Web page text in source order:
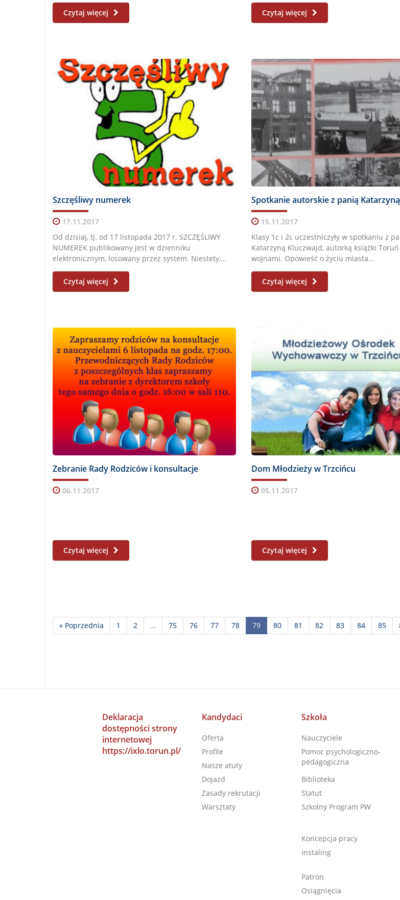
Czytaj więcej Czytaj więcej
Szczęśliwy numerek
17.11.2017
Od dzisiaj, tj. od 17 listopada 2017 r. SZCZĘŚLIWY
NUMEREK publikowany jest w dzienniku
elektronicznym, losowany przez system. Niestety,...
Czytaj więcej
15.11.2017
Klasy 1c i 2c uczestniczyły w spotkaniu z
Katarzyną Kluczwajd, autorką książki
wojnami. Opowieść o życiu miasta...
Czytaj więcej
Zebranie Rady Rodziców i konsultacje
06.11.2017
Czytaj więcej
Dom Młodzieży w Trzcińcu
05.11.2017
Czytaj więcej
« Poprzednia 1 2 … 75 76 77 78 79 80 81 82 83 84 85
Deklaracja
dostępności strony
internetowej
https://ixlo.torun.pl/
Kandydaci
Oferta
Profile
Nasze atuty
Dojazd
Zasady rekrutacji
Warsztaty
Szkoła
Nauczyciele
Pomoc psychologiczno-
pedagogiczna
Biblioteka
Statut
Szkolny Program PW
Koncepcja pracy
instaling
Patron
Osiągnięcia